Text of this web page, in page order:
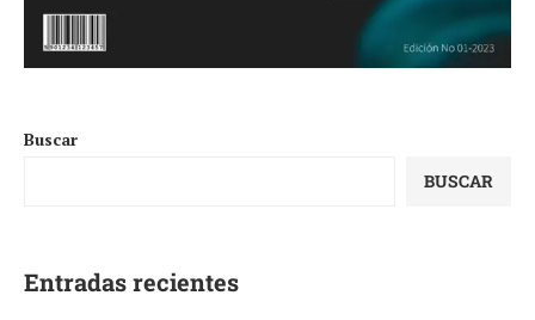
Buscar
BUSCAR
Entradas recientes